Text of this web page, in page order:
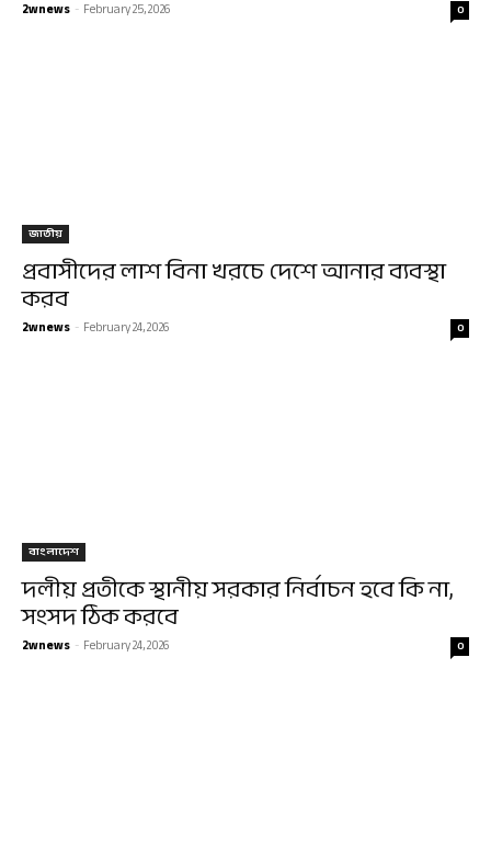
2wnews - February 25, 2026 0
জাতীয়
প্রবাসীদের লাশ বিনা খরচে দেশে আনার ব্যবস্থা
করব
2wnews - February 24, 2026 0
বাংলাদেশ
দলীয় প্রতীকে স্থানীয় সরকার নির্বাচন হবে কি না,
সংসদ ঠিক করবে
2wnews - February 24, 2026 0